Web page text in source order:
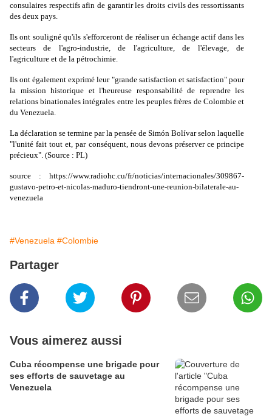
consulaires respectifs afin de garantir les droits civils des ressortissants
des deux pays.
Ils ont souligné qu'ils s'efforceront de réaliser un échange actif dans les
secteurs de l'agro-industrie, de l'agriculture, de l'élevage, de
l'agriculture et de la pétrochimie.
Ils ont également exprimé leur "grande satisfaction et satisfaction" pour
la mission historique et l'heureuse responsabilité de reprendre les
relations binationales intégrales entre les peuples frères de Colombie et
du Venezuela.
La déclaration se termine par la pensée de Simón Bolívar selon laquelle
"l'unité fait tout et, par conséquent, nous devons préserver ce principe
précieux". (Source : PL)
source : https://www.radiohc.cu/fr/noticias/internacionales/309867-
gustavo-petro-et-nicolas-maduro-tiendront-une-reunion-bilaterale-au-
venezuela
#Venezuela #Colombie
Partager
Vous aimerez aussi
Cuba récompense une brigade pour
ses efforts de sauvetage au
Venezuela